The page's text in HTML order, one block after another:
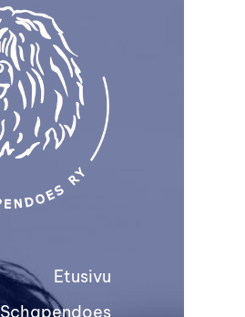
Etusivu
Schapendoes